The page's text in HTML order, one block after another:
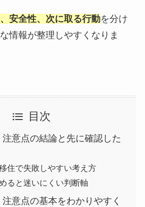
安全性、次に取る行動を分け
情報が整理しやすくなりま
目次
意点の結論と先に確認した
住で失敗しやすい考え方
ると迷いにくい判断軸
意点の基本をわかりやすく